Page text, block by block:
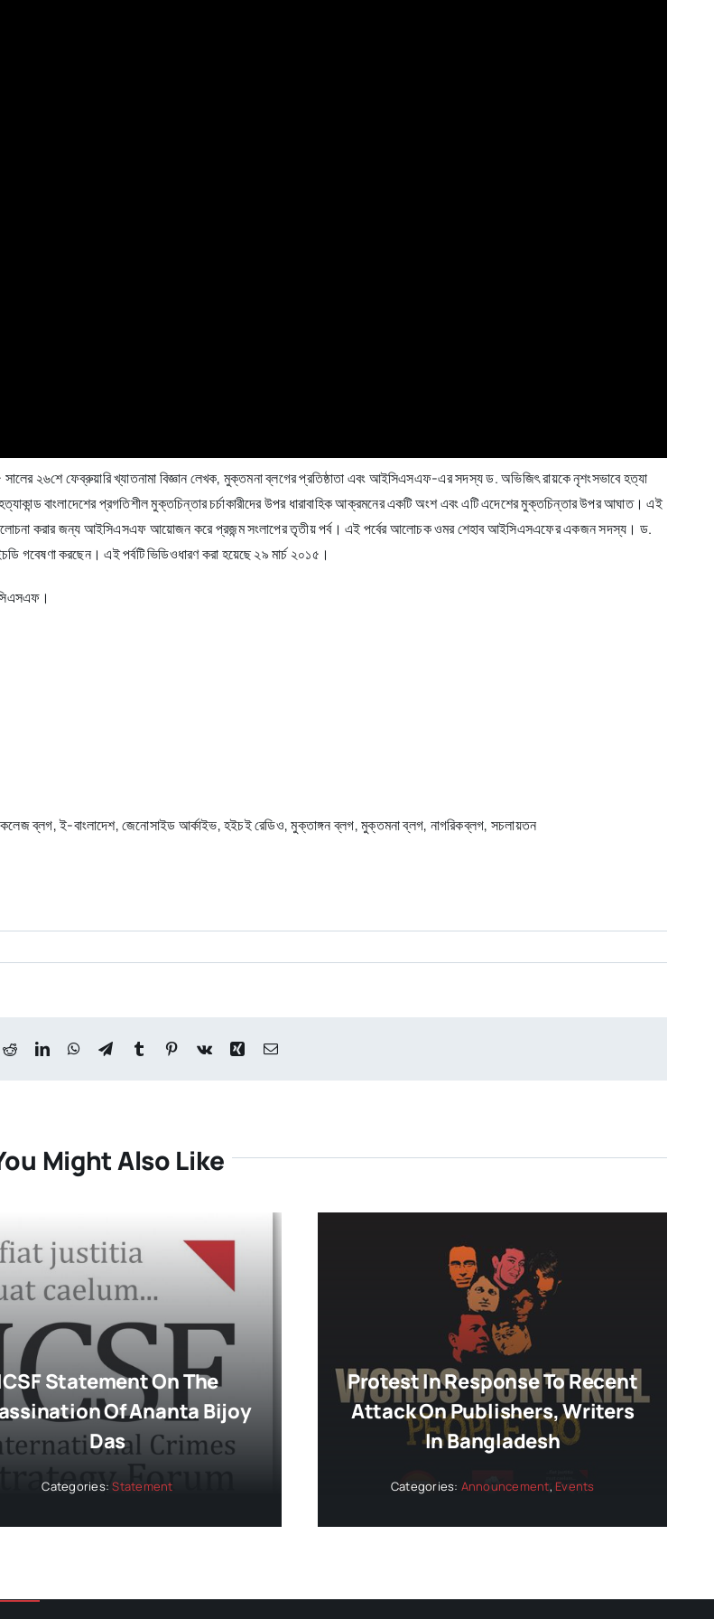
২৬শে ফেব্রুয়ারি খ্যাতনামা বিজ্ঞান লেখক, মুক্তমনা ব্লগের প্রতিষ্ঠাতা এবং আইসিএসএফ-এর সদস্য ড. অভিজিৎ রায়কে নৃশংসভাবে হত্যা
বাংলাদেশের প্রগতিশীল মুক্তচিন্তার চর্চাকারীদের উপর ধারাবাহিক আক্রমনের একটি অংশ এবং এটি এদেশের মুক্তচিন্তার উপর আঘাত। এই
আলোচনা করার জন্য আইসিএসএফ আয়োজন করে প্রজন্ম সংলাপের তৃতীয় পর্ব। এই পর্বের আলোচক ওমর শেহাব আইসিএসএফের একজন সদস্য। ড.
গবেষণা করছেন। এই পর্বটি ভিডিওধারণ করা হয়েছে ২৯ মার্চ ২০১৫।
কলেজ ব্লগ, ই-বাংলাদেশ, জেনোসাইড আর্কাইভ, হইচই রেডিও, মুক্তাঙ্গন ব্লগ, মুক্তমনা ব্লগ, নাগরিকব্লগ, সচলায়তন
Might Also Like
Statement On The
Of Ananta Bijoy
Das
Categories:Statement
Protest In Response To Recent
Attack On Publishers, Writers
In Bangladesh
Categories: Announcement,Events